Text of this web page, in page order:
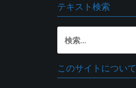
k
テキスト検索
索:
このサイトについて